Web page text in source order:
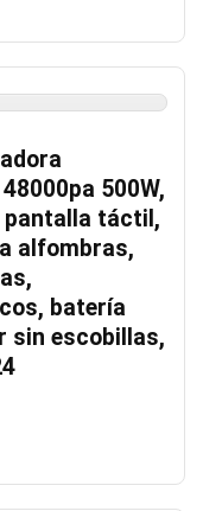
500W,
pantalla táctil,
alfombras,
batería
sin escobillas,